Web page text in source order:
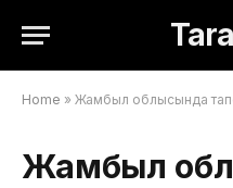
Home » Жамбыл облысында тапсырылған
Жамбыл